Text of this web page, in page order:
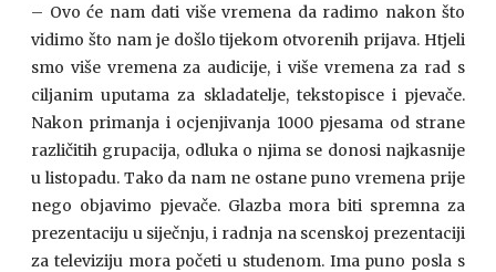
– Ovo će nam dati više vremena da radimo nakon što
vidimo što nam je došlo tijekom otvorenih prijava. Htjeli
smo više vremena za audicije, i više vremena za rad s
ciljanim uputama za skladatelje, tekstopisce i pjevače.
Nakon primanja i ocjenjivanja 1000 pjesama od strane
različitih grupacija, odluka o njima se donosi najkasnije
u listopadu. Tako da nam ne ostane puno vremena prije
nego objavimo pjevače. Glazba mora biti spremna za
prezentaciju u siječnju, i radnja na scenskoj prezentaciji
za televiziju mora početi u studenom. Ima puno posla s